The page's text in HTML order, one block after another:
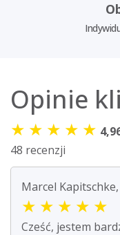
Opinie
★ ★ ★ ★ ★
48 recenzji
Marcel Kapitschke,
★ ★ ★ ★ ★
Cześć, jestem